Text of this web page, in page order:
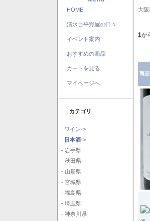
HOME
清水台平野屋の日々
イベント案内
おすすめの商品
カートを見る
マイページへ
カテゴリ
ワイン->
日本酒->
- 岩手県
- 秋田県
- 山形県
- 宮城県
- 福島県
- 埼玉県
- 神奈川県
大阪
1か
商